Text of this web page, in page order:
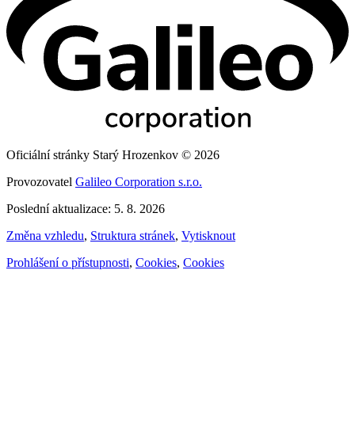
Oficiální stránky Starý Hrozenkov © 2026
Provozovatel Galileo Corporation s.r.o.
Poslední aktualizace: 5. 8. 2026
Změna vzhledu, Struktura stránek, Vytisknout
Prohlášení o přístupnosti, Cookies, Cookies